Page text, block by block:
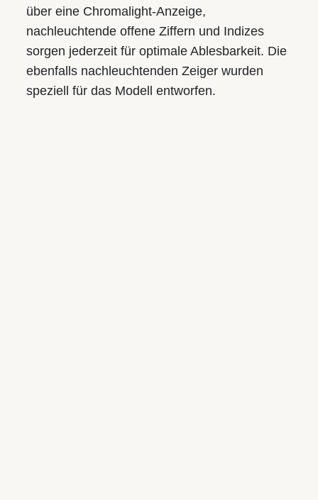
über eine Chromalight-Anzeige,
nachleuchtende offene Ziffern und Indizes
sorgen jederzeit für optimale Ablesbarkeit. Die
ebenfalls nachleuchtenden Zeiger wurden
speziell für das Modell entworfen.